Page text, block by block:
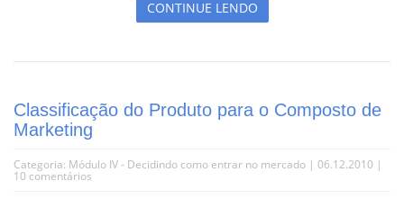
CONTINUE LENDO
Classificação do Produto para o Composto de
Marketing
Categoria: Módulo IV - Decidindo como entrar no mercado | 06.12.2010 |
10 comentários